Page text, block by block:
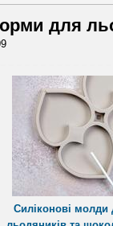
для
Силіконові молди